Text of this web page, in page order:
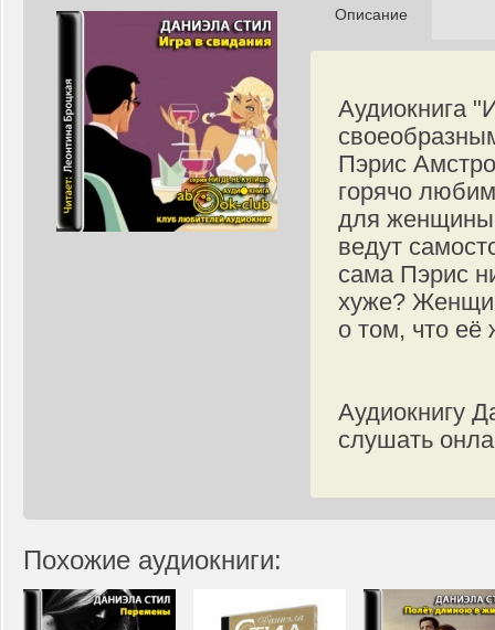
Описание
Аудиокнига
Пэрис
горячо
для
ведут
сама Пэрис
хуже?
о том, что её
Аудиокнигу
слушать
Похожие аудиокниги: